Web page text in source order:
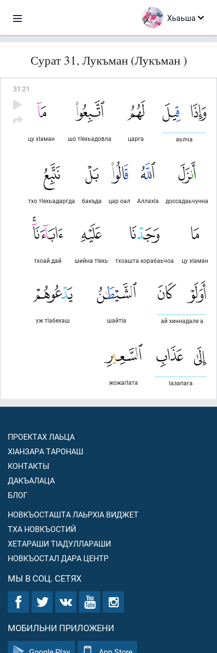
Хьаьша
Сурат 31, Лукъман (Лукъман )
31 :21
аьлча
царга
шо тlехьадовла
цу хlаман
доссадаьчунна
Аллахlа
цар оал
бакъда
тхо тlехьадаргда
цу хlаман
тхоашта корабаьчоа
шийна тlехь
тхоай дай
ай хиннадале а
шайтlа
уж тlабехаш
lазапага
жожагlата
ПРОЕКТАХ ЛАЬЦА
ХIАНЗАРА ТАРОНАШ
КОНТАКТЫ
ДАКЪАЛАЦА
БЛОГ
НОВКЪОСТАШТА ЛАЬРХIА ВИДЖЕТ
ТХА НОВКЪОСТИЙ
ХЕТАРАШИ ТIАДУЛЛАРАШИ
НОВКЪОСТАЛ ДАРА ЦЕНТР
МЫ В СОЦ. СЕТЯХ
МОБИЛЬНИ ПРИЛОЖЕНИ